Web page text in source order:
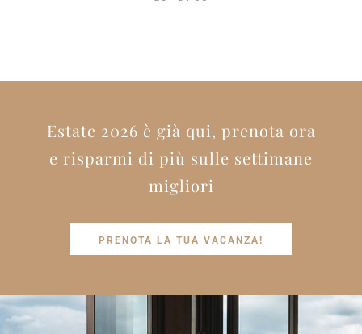
Estate 2026 è già qui, prenota ora
e risparmi di più sulle settimane
migliori
PRENOTA LA TUA VACANZA!